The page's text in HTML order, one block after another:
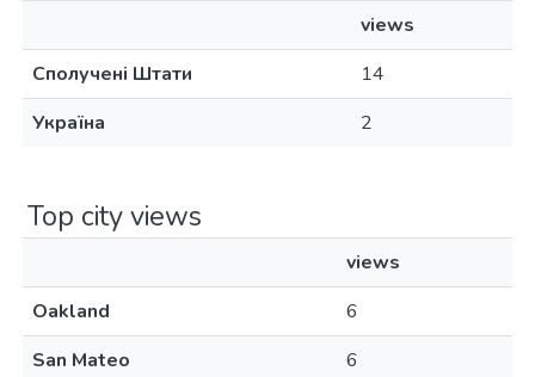
views
Сполучені Штати
14
Україна
2
Top city views
views
Oakland
6
San Mateo
6